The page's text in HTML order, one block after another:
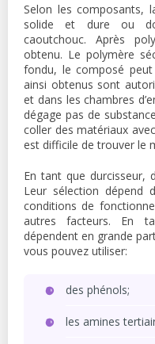
Selon les composants,
solide et dure ou
caoutchouc. Après
obtenu. Le polymère
fondu, le composé
ainsi obtenus sont
et dans les chambres
dégage pas de
coller des matériaux
est difficile de trouver le
En tant que durcisseur,
Leur sélection dépend
conditions de
autres facteurs. En
dépendent en grande
vous pouvez utiliser:
des phénols;
les amines